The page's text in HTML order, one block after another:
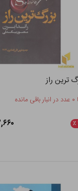
ترین راز
٪
۴۲,۶۶۰